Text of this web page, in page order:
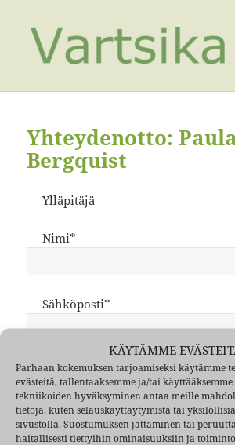
KÄYTÄMME
Parhaan kokemuksen tarjoamiseksi käytämme
evästeitä, tallentaaksemme ja/tai
tekniikoiden hyväksyminen antaa meille
tietoja, kuten selauskäyttäytymistä tai
sivustolla. Suostumuksen jättäminen tai
haitallisesti tiettyihin ominaisuuksiin ja
Yhteydenotto:
Bergquist
Ylläpitäjä
Nimi*
Sähköposti*
Otsikko*
Viesti*